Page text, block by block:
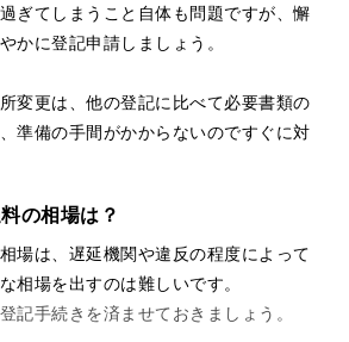
ぎてしまうこと自体も問題ですが、懈
かに登記申請しましょう。
変更は、他の登記に比べて必要書類の
準備の手間がかからないのですぐに対
の相場は？
場は、遅延機関や違反の程度によって
相場を出すのは難しいです。
記手続きを済ませておきましょう。